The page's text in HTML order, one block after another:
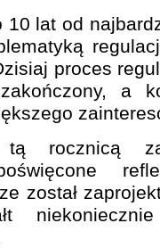
10 lat od
proces
a
rocznicą
został